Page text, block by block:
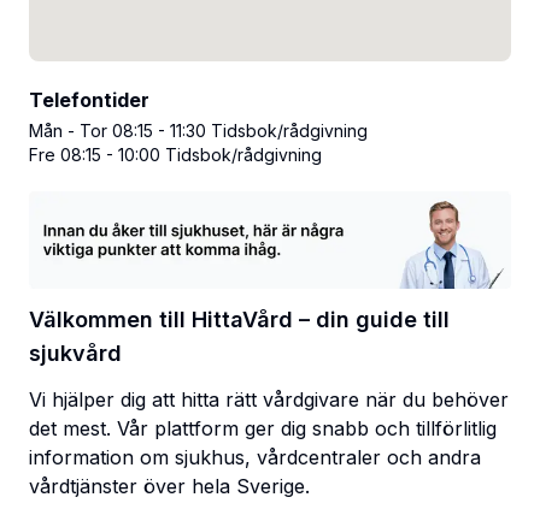
Telefontider
Mån - Tor 08:15 - 11:30 Tidsbok/rådgivning
Fre 08:15 - 10:00 Tidsbok/rådgivning
Välkommen till HittaVård – din guide till
sjukvård
Vi hjälper dig att hitta rätt vårdgivare när du behöver
det mest. Vår plattform ger dig snabb och tillförlitlig
information om sjukhus, vårdcentraler och andra
vårdtjänster över hela Sverige.